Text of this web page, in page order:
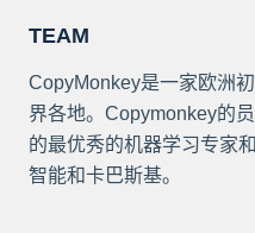
TEAM
CopyMonkey是一家欧洲
界各地。Copymonkey的
的最优秀的机器学习专家
智能和卡巴斯基。